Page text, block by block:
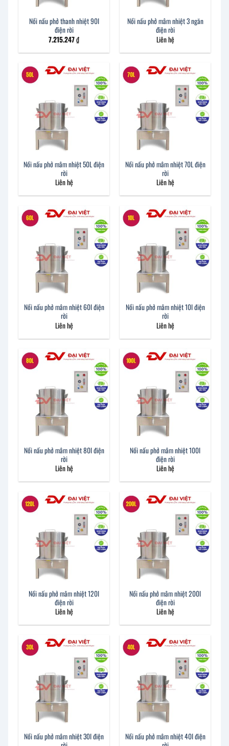
Nồi nấu phở thanh nhiệt 90l
điện rời
7.215.247₫
Nồi nấu phở mâm nhiệt 3 ngăn
điện rời
Liên hệ
Nồi nấu phở mâm nhiệt 50L điện
rời
Liên hệ
Nồi nấu phở mâm nhiệt 70L điện
rời
Liên hệ
Nồi nấu phở mâm nhiệt 60l điện
rời
Liên hệ
Nồi nấu phở mâm nhiệt 10l điện
rời
Liên hệ
Nồi nấu phở mâm nhiệt 80l điện
rời
Liên hệ
Nồi nấu phở mâm nhiệt 100l
điện rời
Liên hệ
Nồi nấu phở mâm nhiệt 120l
điện rời
Liên hệ
Nồi nấu phở mâm nhiệt 200l
điện rời
Liên hệ
Nồi nấu phở mâm nhiệt 30l điện
Nồi nấu phở mâm nhiệt 40l điện